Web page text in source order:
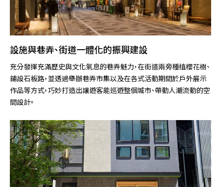
設施與巷弄、街道一體化的振興建設
充分發揮充滿歷史與文化氣息的巷弄魅力，在街道兩旁種植櫻花樹、
鋪設石板路，並透過舉辦巷弄市集以及在各式活動期間於戶外展示
作品等方式，巧妙打造出讓遊客能巡遊整個城市、帶動人潮流動的空
間設計。